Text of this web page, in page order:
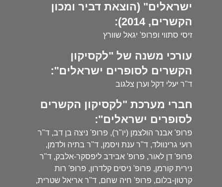
ישראלים" (הוצאת דביר ומכון
הקשרים, 2014):
זיסי סתווי ופרופ' יגאל שוורץ
עורכי משנה של "לקסיקון
הקשרים לסופרים ישראלים":
ד"ר יעלי דקל וערן צלגוב
חברי מערכת "לקסיקון הקשרים
לסופרים ישראלים":
פרופ' אבנר הולצמן (יו"ר), פרופ' ניצה בן דב, ד"ר
רועי גרינוולד, ד"ר ענת ויסמן, ד"ר בתיה ולדמן,
פרופ' דן לאור, פרופ' אבידב ליפסקר-אלבק, ד"ר
נירית קורמן, פרופ' ניסים קלדרון, פרופ' רות
קרטון-בלום, פרופ' חיה שחם, ד"ר אריאל שטרית,